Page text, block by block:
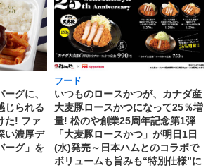
グに、
じられる
た! ファ
い濃厚デ
ーグ」を
フード
いつものロースかつが、カナダ産
大麦豚ロースかつになって25％増
量! 松のや創業25周年記念第1弾
「大麦豚ロースかつ」が明日1日
(水)発売～日本ハムとのコラボで
ボリュームも旨みも“特別仕様”に